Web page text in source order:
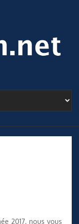
2017, nous vous